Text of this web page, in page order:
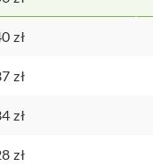
zł
zł
zł
zł